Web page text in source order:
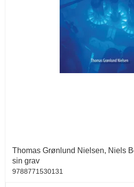
Thomas Grønlund Nielsen, Niels
sin grav
9788771530131